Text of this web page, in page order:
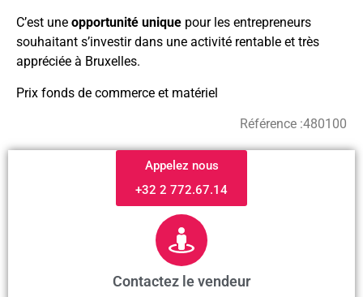
C’est une opportunité unique pour les entrepreneurs
souhaitant s’investir dans une activité rentable et très
appréciée à Bruxelles.
Prix fonds de commerce et matériel
Référence :480100
Appelez nous
+32 2 772.67.14
Contactez le vendeur